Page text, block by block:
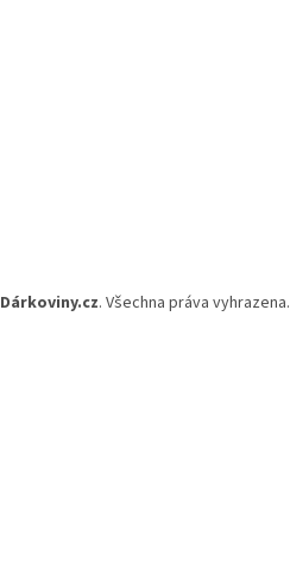
Dárkoviny.cz. Všechna práva vyhrazena.